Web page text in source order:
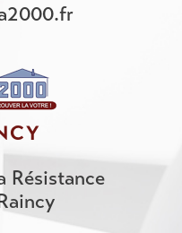
Résistance